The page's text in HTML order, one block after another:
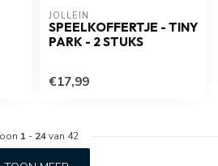
JOLLEIN
SPEELKOFFERTJE - TINY
PARK - 2 STUKS
€17,99
1 - 24van 42